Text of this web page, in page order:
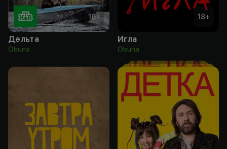
16+
Дельта
Obuna
18+
Игла
Obuna